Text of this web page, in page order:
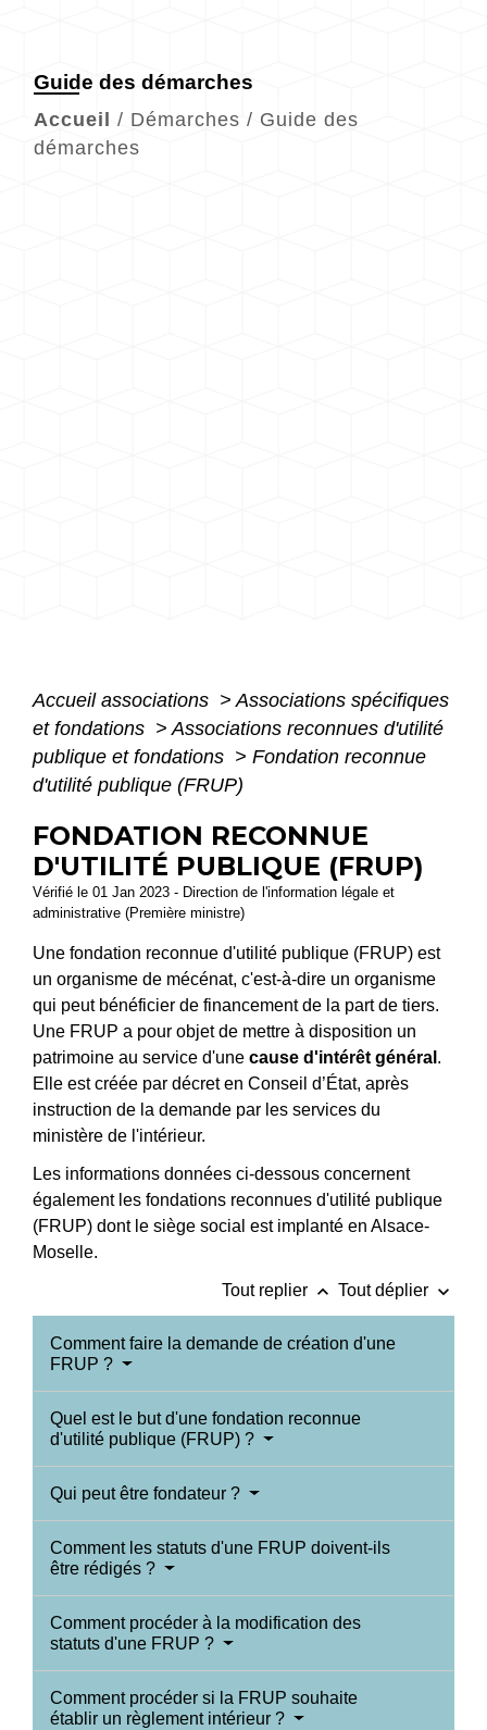
Guide des démarches
Accueil / Démarches / Guide des
démarches
Accueil associations > Associations spécifiques
et fondations > Associations reconnues d'utilité
publique et fondations > Fondation reconnue
d'utilité publique (FRUP)
FONDATION RECONNUE
D'UTILITÉ PUBLIQUE (FRUP)
Vérifié le 01 Jan 2023 - Direction de l'information légale et
administrative (Première ministre)
Une fondation reconnue d'utilité publique (FRUP) est
un organisme de mécénat, c'est-à-dire un organisme
qui peut bénéficier de financement de la part de tiers.
Une FRUP a pour objet de mettre à disposition un
patrimoine au service d'une cause d'intérêt général .
Elle est créée par décret en Conseil d’État, après
instruction de la demande par les services du
ministère de l'intérieur.
Les informations données ci-dessous concernent
également les fondations reconnues d'utilité publique
(FRUP) dont le siège social est implanté en Alsace-
Moselle.
Tout replier keyboard_arrow_up Tout déplier keyboard_arrow_down
Comment faire la demande de création d'une
FRUP ?
Quel est le but d'une fondation reconnue
d'utilité publique (FRUP) ?
Qui peut être fondateur ?
Comment les statuts d'une FRUP doivent-ils
être rédigés ?
Comment procéder à la modification des
statuts d'une FRUP ?
Comment procéder si la FRUP souhaite
établir un règlement intérieur ?